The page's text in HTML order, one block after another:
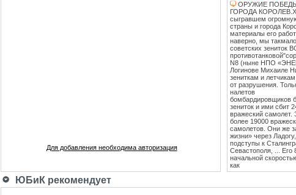
Для добавления необходима авторизация
ОРУЖИЕ
ГОРОДА
сыгравшем
страны и города
материалы его
наверно, мы
советских зениток
N8 (ныне НПО
Логинове Михаиле
зениткам и
от разрушения.
налетов
бомбардировщиков
зениток и ими сбит
вражеский самолет.
более 19000
самолетов. Они же
жизни» через Ладогу,
подступы к
Севастополя, ... Его
начальной
как
противотанковые,
Пантера. С 1943
ЮБиК рекомендует